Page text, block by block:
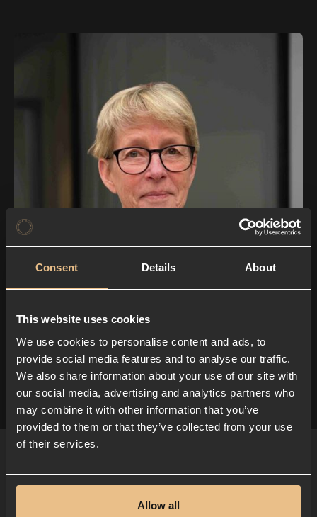
Consent Details About
This website uses cookies
We use cookies to personalise content and ads, to
provide social media features and to analyse our traffic.
We also share information about your use of our site with
our social media, advertising and analytics partners who
may combine it with other information that you’ve
provided to them or that they’ve collected from your use
of their services.
Allow all
Paket
Saldo Rätt i tid